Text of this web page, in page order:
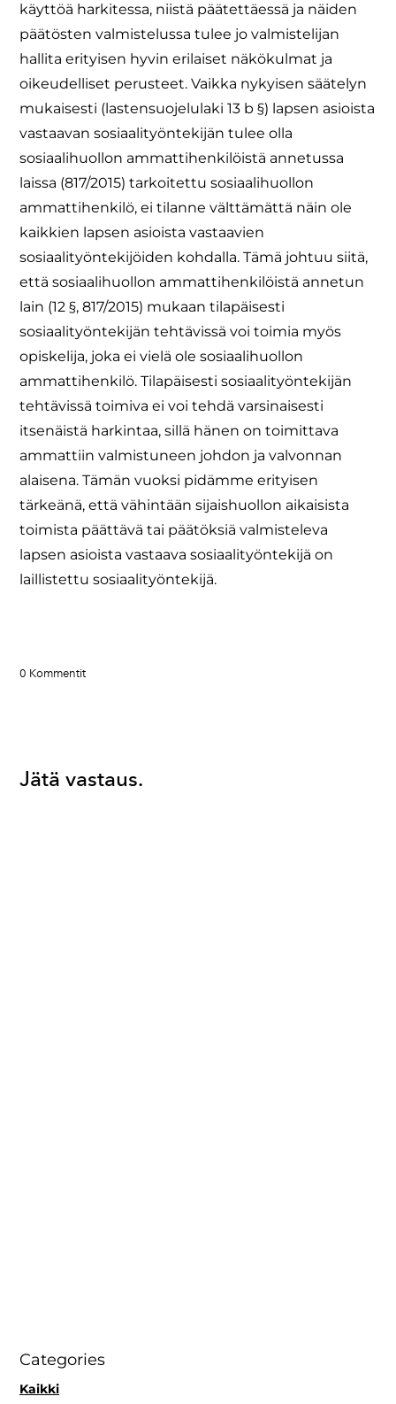
käyttöä harkitessa, niistä päätettäessä ja näiden
päätösten valmistelussa tulee jo valmistelijan
hallita erityisen hyvin erilaiset näkökulmat ja
oikeudelliset perusteet. Vaikka nykyisen säätelyn
mukaisesti (lastensuojelulaki 13 b §) lapsen asioista
vastaavan sosiaalityöntekijän tulee olla
sosiaalihuollon ammattihenkilöistä annetussa
laissa (817/2015) tarkoitettu sosiaalihuollon
ammattihenkilö, ei tilanne välttämättä näin ole
kaikkien lapsen asioista vastaavien
sosiaalityöntekijöiden kohdalla. Tämä johtuu siitä,
että sosiaalihuollon ammattihenkilöistä annetun
lain (12 §, 817/2015) mukaan tilapäisesti
sosiaalityöntekijän tehtävissä voi toimia myös
opiskelija, joka ei vielä ole sosiaalihuollon
ammattihenkilö. Tilapäisesti sosiaalityöntekijän
tehtävissä toimiva ei voi tehdä varsinaisesti
itsenäistä harkintaa, sillä hänen on toimittava
ammattiin valmistuneen johdon ja valvonnan
alaisena. Tämän vuoksi pidämme erityisen
tärkeänä, että vähintään sijaishuollon aikaisista
toimista päättävä tai päätöksiä valmisteleva
lapsen asioista vastaava sosiaalityöntekijä on
laillistettu sosiaalityöntekijä.
0 Kommentit
Jätä vastaus.
Categories
Kaikki